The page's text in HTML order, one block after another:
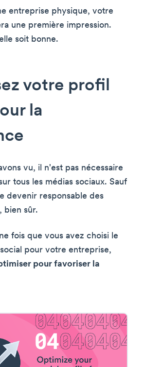
entreprise physique, votre
une première impression.
soit bonne.
votre profil
la
vu, il n'est pas nécessaire
tous les médias sociaux. Sauf
devenir responsable des
bien sûr.
fois que vous avez choisi le
pour votre entreprise,
pour favoriser la